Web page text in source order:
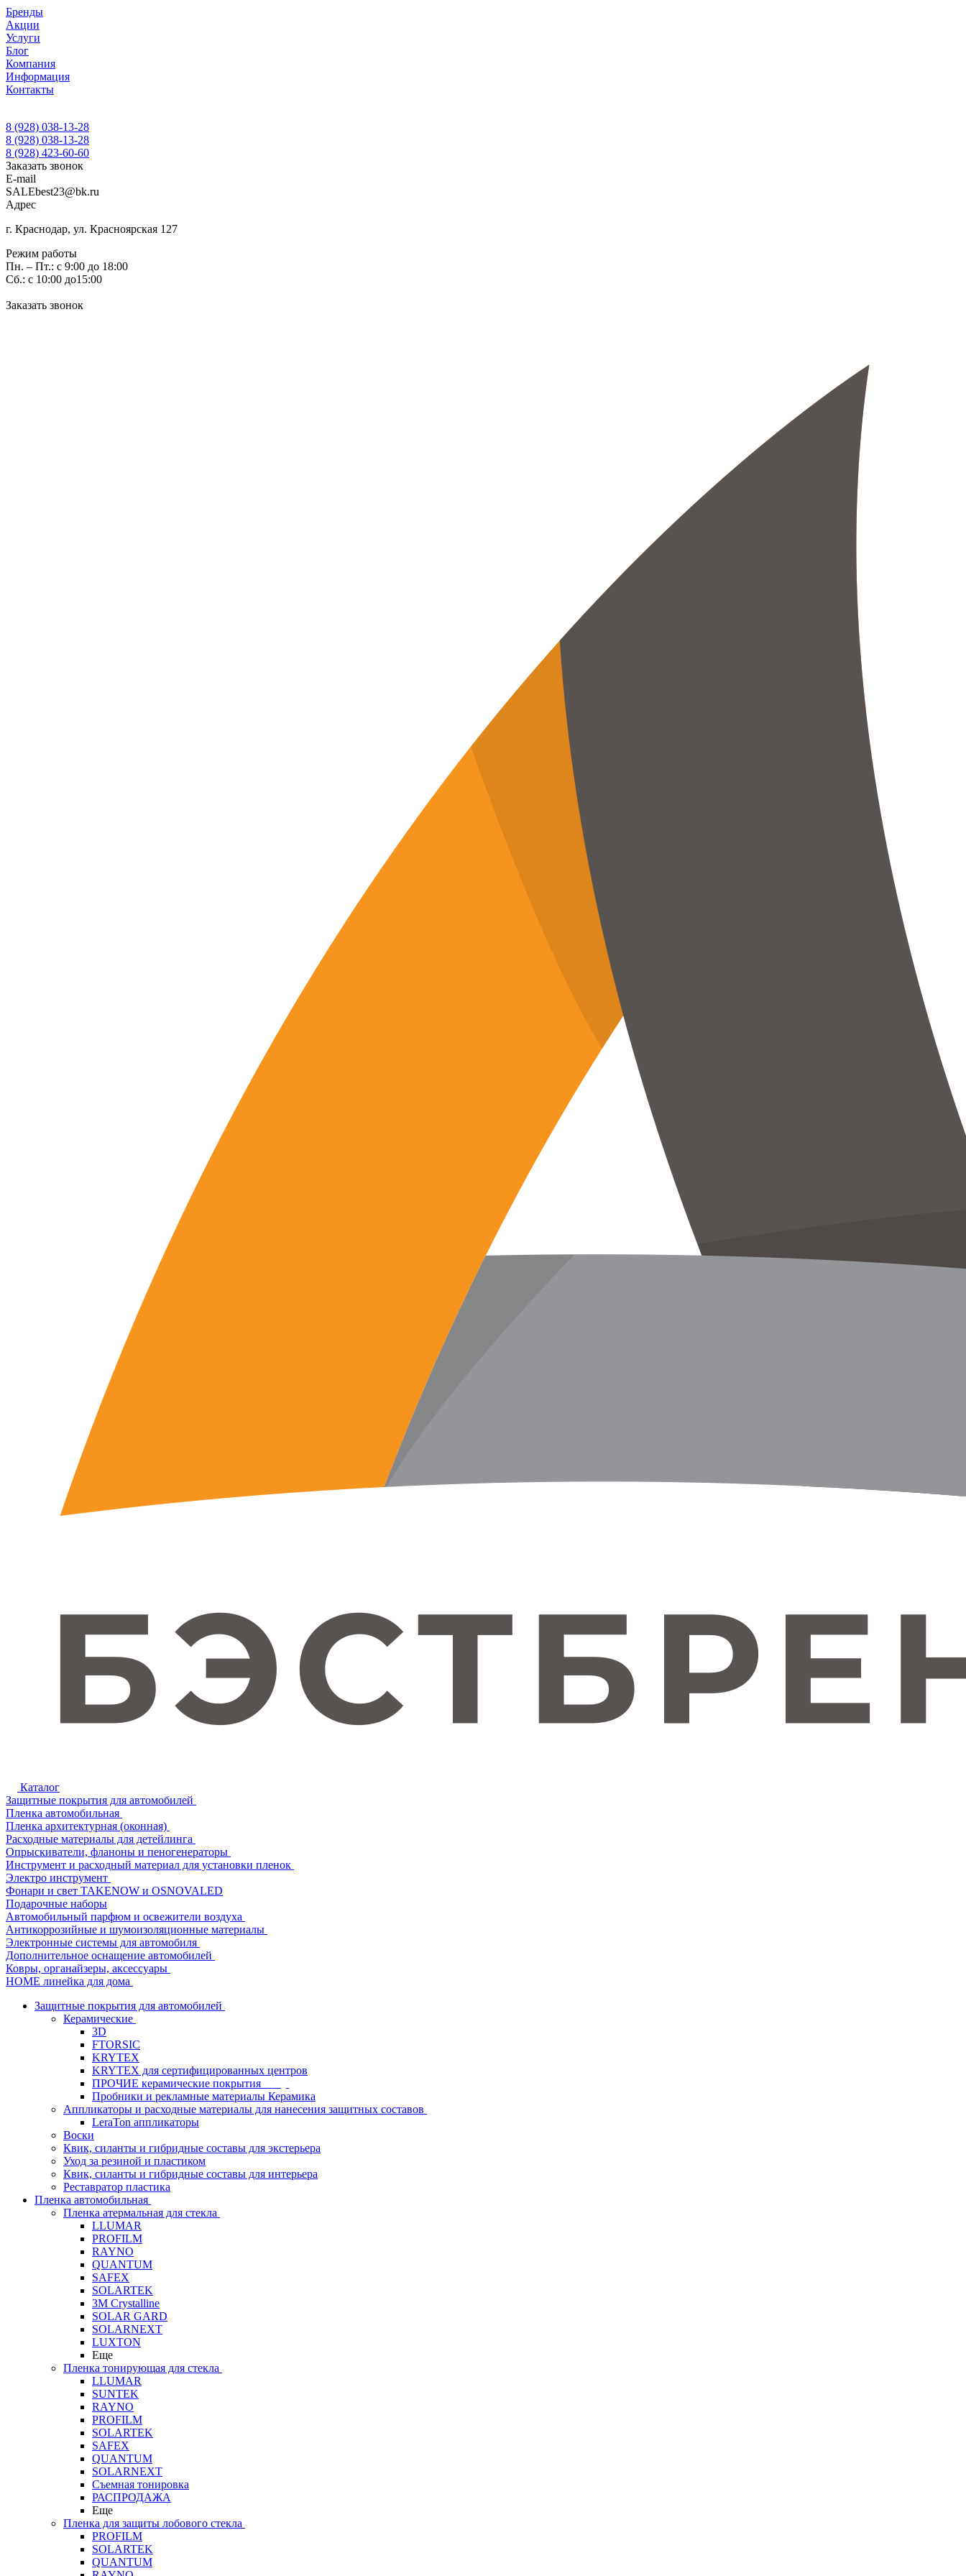
Бренды
Акции
Услуги
Блог
Компания
Информация
Контакты
8 (928) 038-13-28
8 (928) 038-13-28
8 (928) 423-60-60
Заказать звонок
E-mail
SALEbest23@bk.ru
Адрес
г. Краснодар, ул. Красноярская 127
Режим работы
Пн. – Пт.: с 9:00 до 18:00
Сб.: с 10:00 до15:00
Заказать звонок
Каталог
Защитные покрытия для автомобилей
Пленка автомобильная
Пленка архитектурная (оконная)
Расходные материалы для детейлинга
Опрыскиватели, фланоны и пеногенераторы
Инструмент и расходный материал для установки пленок
Электро инструмент
Фонари и свет TAKENOW и OSNOVALED
Подарочные наборы
Автомобильный парфюм и освежители воздуха
Антикоррозийные и шумоизоляционные материалы
Электронные системы для автомобиля
Дополнительное оснащение автомобилей
Ковры, органайзеры, аксессуары
HOME линейка для дома
Защитные покрытия для автомобилей
Керамические
3D
FTORSIC
KRYTEX
KRYTEX для сертифицированных центров
ПРОЧИЕ керамические покрытия
Пробники и рекламные материалы Керамика
Аппликаторы и расходные материалы для нанесения защитных составов
LeraTon аппликаторы
Воски
Квик, силанты и гибридные составы для экстерьера
Уход за резиной и пластиком
Квик, силанты и гибридные составы для интерьера
Реставратор пластика
Пленка автомобильная
Пленка атермальная для стекла
LLUMAR
PROFILM
RAYNO
QUANTUM
SAFEX
SOLARTEK
3M Crystalline
SOLAR GARD
SOLARNEXT
LUXTON
Еще
Пленка тонирующая для стекла
LLUMAR
SUNTEK
RAYNO
PROFILM
SOLARTEK
SAFEX
QUANTUM
SOLARNEXT
Съемная тонировка
РАСПРОДАЖА
Еще
Пленка для защиты лобового стекла
PROFILM
SOLARTEK
QUANTUM